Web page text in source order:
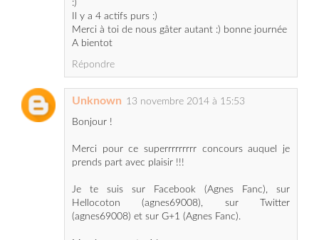
Répondre
Bonjour !
Merci pour ce superrrrrrrrr concours auquel je
prends part avec plaisir !!!
Je te suis sur Facebook (Agnes Fanc), sur
Hellocoton (agnes69008), sur Twitter
(agnes69008) et sur G+1 (Agnes Fanc).
Ma réponse est : 4 !
Mon mail est : agnes.fanciullino@gmail.com